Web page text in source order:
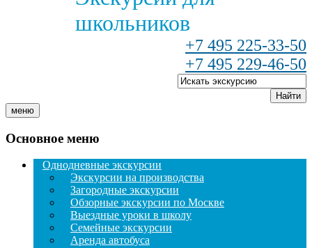
школьников
+7 495 225-33-50
+7 495 229-46-50
Найти
меню
Основное меню
Однодневные экскурсии
Экскурсии на производства
Загородные экскурсии
Обзорные экскурсии по Москве
Выездные уроки в школу
Семейные экскурсии
Аренда автобуса